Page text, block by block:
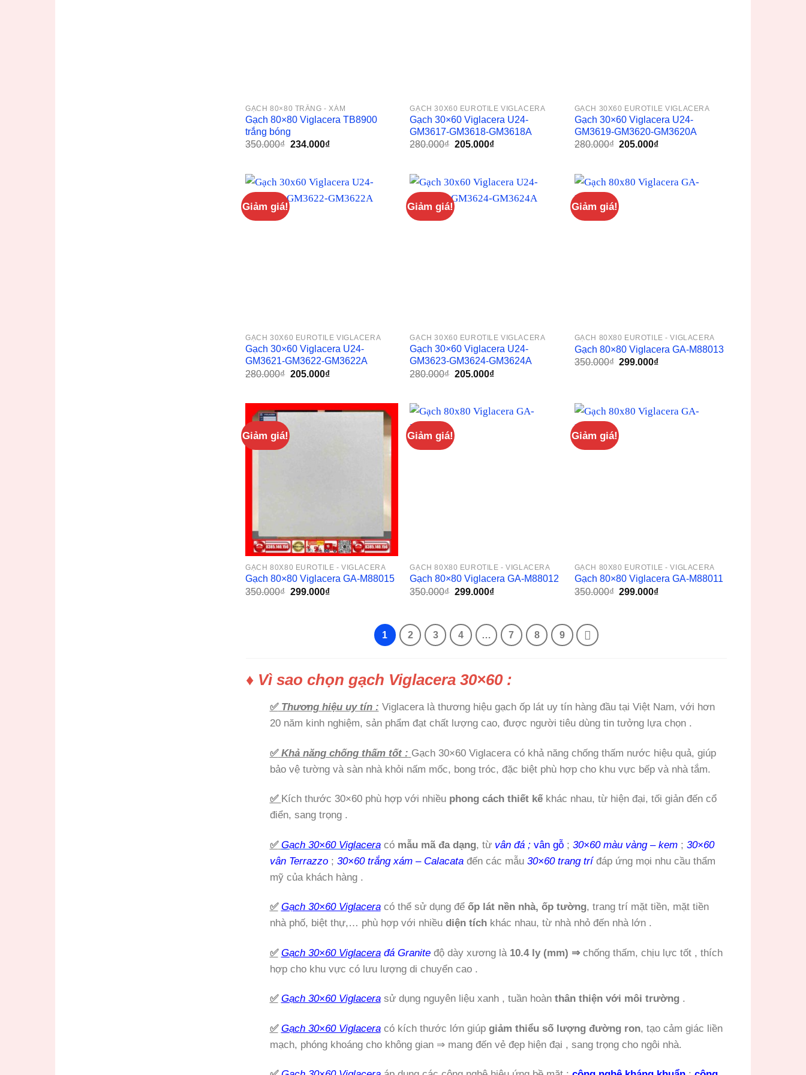
GẠCH 80×80 TRẮNG - XÁM
Gạch 80×80 Viglacera TB8900
trắng bóng
350.000₫ Giá
234.000₫Giá
234.000₫.
GẠCH 30X60 EUROTILE VIGLACERA
Gạch 30×60 Viglacera U24-
GM3617-GM3618-GM3618A
280.000₫ Giá
205.000₫Giá
205.000₫.
GẠCH 30X60 EUROTILE VIGLACERA
Gạch 30×60 Viglacera U24-
GM3619-GM3620-GM3620A
280.000₫ Giá
205.000₫Giá
205.000₫.
Giảm giá!
GẠCH 30X60 EUROTILE VIGLACERA
Gạch 30×60 Viglacera U24-
GM3621-GM3622-GM3622A
280.000₫ Giá
205.000₫Giá
205.000₫.
Giảm giá!
GẠCH 30X60 EUROTILE VIGLACERA
Gạch 30×60 Viglacera U24-
GM3623-GM3624-GM3624A
280.000₫ Giá
205.000₫Giá
205.000₫.
Giảm giá!
GẠCH 80X80 EUROTILE - VIGLACERA
Gạch 80×80 Viglacera GA-M88013
350.000₫ Giá
299.000₫Giá
Giảm giá!
GẠCH 80X80 EUROTILE - VIGLACERA
Gạch 80×80 Viglacera GA-M88015
350.000₫ Giá
299.000₫Giá
Giảm giá!
GẠCH 80X80 EUROTILE - VIGLACERA
Gạch 80×80 Viglacera GA-M88012
350.000₫ Giá
299.000₫Giá
299.000₫.
Giảm giá!
GẠCH 80X80 EUROTILE - VIGLACERA
Gạch 80×80 Viglacera GA-M88011
350.000₫ Giá
299.000₫Giá
1 2 3 4 … 7 8 9
♦ Vì sao chọn gạch Viglacera 30×60 :
✅Thương hiệu uy tín : Viglacera là thương hiệu gạch ốp lát uy tín hàng đầu tại Việt Nam, với hơn
20 năm kinh nghiệm, sản phẩm đạt chất lượng cao, được người tiêu dùng tin tưởng lựa chọn .
✅Khả năng chống thấm tốt : Gạch 30×60 Viglacera có khả năng chống thấm nước hiệu quả, giúp
bảo vệ tường và sàn nhà khỏi nấm mốc, bong tróc, đặc biệt phù hợp cho khu vực bếp và nhà tắm.
✅ Kích thước 30×60 phù hợp với nhiều phong cách thiết kếkhác nhau, từ hiện đại, tối giản đến cổ
điển, sang trọng .
✅ Gạch 30×60 Viglaceracó mẫu mã đa dạng, từ vân đá ; vân gỗ; 30×60 màu vàng – kem; 30×60
vân Terrazzo; 30×60 trắng xám – Calacatađến các mẫu 30×60 trang trí đáp ứng mọi nhu cầu thẩm
mỹ của khách hàng .
✅ Gạch 30×60 Viglaceracó thể sử dụng để ốp lát nền nhà, ốp tường, trang trí mặt tiền, mặt tiền
nhà phố, biệt thự,… phù hợp với nhiều diện tíchkhác nhau, từ nhà nhỏ đến nhà lớn .
✅ Gạch 30×60 Viglacerađá Granite độ dày xương là 10.4 ly (mm) ⇒chống thấm, chịu lực tốt , thích
hợp cho khu vực có lưu lượng di chuyển cao .
✅ Gạch 30×60 Viglacerasử dụng nguyên liệu xanh , tuần hoàn thân thiện với môi trường .
✅ Gạch 30×60 Viglaceracó kích thước lớn giúp giảm thiểu số lượng đường ron, tạo cảm giác liền
mạch, phóng khoáng cho không gian ⇒ mang đến vẻ đẹp hiện đại , sang trọng cho ngôi nhà.